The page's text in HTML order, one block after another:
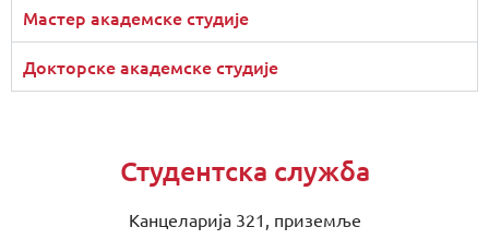
Мастер академске студије
Докторске академске студије
Студентска служба
Канцеларија 321, приземље